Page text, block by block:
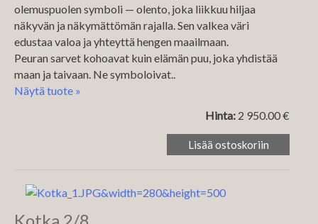
olemuspuolen symboli — olento, joka liikkuu hiljaa
näkyvän ja näkymättömän rajalla. Sen valkea väri
edustaa valoa ja yhteyttä hengen maailmaan.
Peuran sarvet kohoavat kuin elämän puu, joka yhdistää
maan ja taivaan. Ne symboloivat..
Näytä tuote »
Hinta: 2 950.00 €